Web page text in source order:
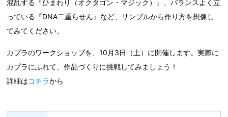
混乱する『ひまわり（オクタゴン・マジック）』、バランスよく立
っている『DNA二重らせん』など、サンプルから作り方を想像し
てみてください。
カプラのワークショップを、10月3日（土）に開催します。実際に
カプラにふれて、作品づくりに挑戦してみましょう！
詳細はコチラから